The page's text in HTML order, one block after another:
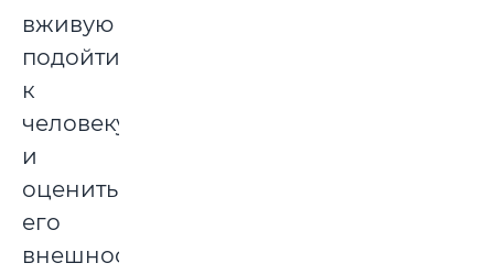
вживую
подойти
к
человеку
и
оценить
его
внешность,